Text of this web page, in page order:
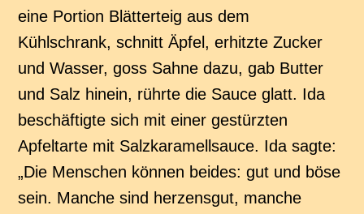
eine Portion Blätterteig aus dem
Kühlschrank, schnitt Äpfel, erhitzte Zucker
und Wasser, goss Sahne dazu, gab Butter
und Salz hinein, rührte die Sauce glatt. Ida
beschäftigte sich mit einer gestürzten
Apfeltarte mit Salzkaramellsauce. Ida sagte:
„Die Menschen können beides: gut und böse
sein. Manche sind herzensgut, manche